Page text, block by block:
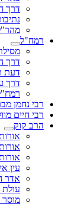
דרך
רמח"ל
דרך
דעת
דרך
רבי נחמן
רבי חיים
הרב קוק
עין
אדר
מוסר